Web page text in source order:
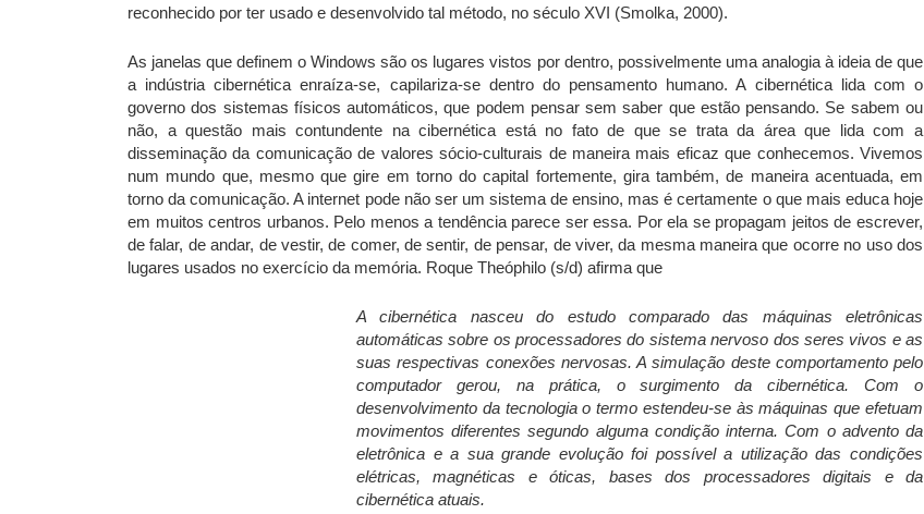
reconhecido por ter usado e desenvolvido tal método, no século XVI (Smolka, 2000).
As janelas que definem o Windows são os lugares vistos por dentro, possivelmente uma analogia à ideia de que
a indústria cibernética enraíza-se, capilariza-se dentro do pensamento humano. A cibernética lida com o
governo dos sistemas físicos automáticos, que podem pensar sem saber que estão pensando. Se sabem ou
não, a questão mais contundente na cibernética está no fato de que se trata da área que lida com a
disseminação da comunicação de valores sócio-culturais de maneira mais eficaz que conhecemos. Vivemos
num mundo que, mesmo que gire em torno do capital fortemente, gira também, de maneira acentuada, em
torno da comunicação. A internet pode não ser um sistema de ensino, mas é certamente o que mais educa hoje
em muitos centros urbanos. Pelo menos a tendência parece ser essa. Por ela se propagam jeitos de escrever,
de falar, de andar, de vestir, de comer, de sentir, de pensar, de viver, da mesma maneira que ocorre no uso dos
lugares usados no exercício da memória. Roque Theóphilo (s/d) afirma que
A cibernética nasceu do estudo comparado das máquinas eletrônicas
automáticas sobre os processadores do sistema nervoso dos seres vivos e as
suas respectivas conexões nervosas. A simulação deste comportamento pelo
computador gerou, na prática, o surgimento da cibernética. Com o
desenvolvimento da tecnologia o termo estendeu-se às máquinas que efetuam
movimentos diferentes segundo alguma condição interna. Com o advento da
eletrônica e a sua grande evolução foi possível a utilização das condições
elétricas, magnéticas e óticas, bases dos processadores digitais e da
cibernética atuais.